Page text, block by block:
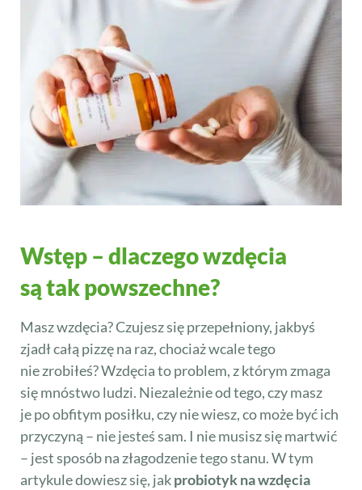
Wstęp – dlaczego wzdęcia
są tak powszechne?
Masz wzdęcia? Czujesz się przepełniony, jakbyś
zjadł całą pizzę na raz, chociaż wcale tego
nie zrobiłeś? Wzdęcia to problem, z którym zmaga
się mnóstwo ludzi. Niezależnie od tego, czy masz
je po obfitym posiłku, czy nie wiesz, co może być ich
przyczyną – nie jesteś sam. I nie musisz się martwić
– jest sposób na złagodzenie tego stanu. W tym
artykule dowiesz się, jakprobiotyk na wzdęcia